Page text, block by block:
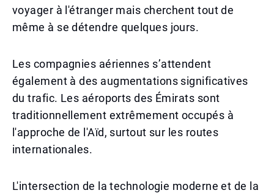
voyager à l'étranger mais cherchent tout de
même à se détendre quelques jours.
Les compagnies aériennes s’attendent
également à des augmentations significatives
du trafic. Les aéroports des Émirats sont
traditionnellement extrêmement occupés à
l'approche de l'Aïd, surtout sur les routes
internationales.
L'intersection de la technologie moderne et de la